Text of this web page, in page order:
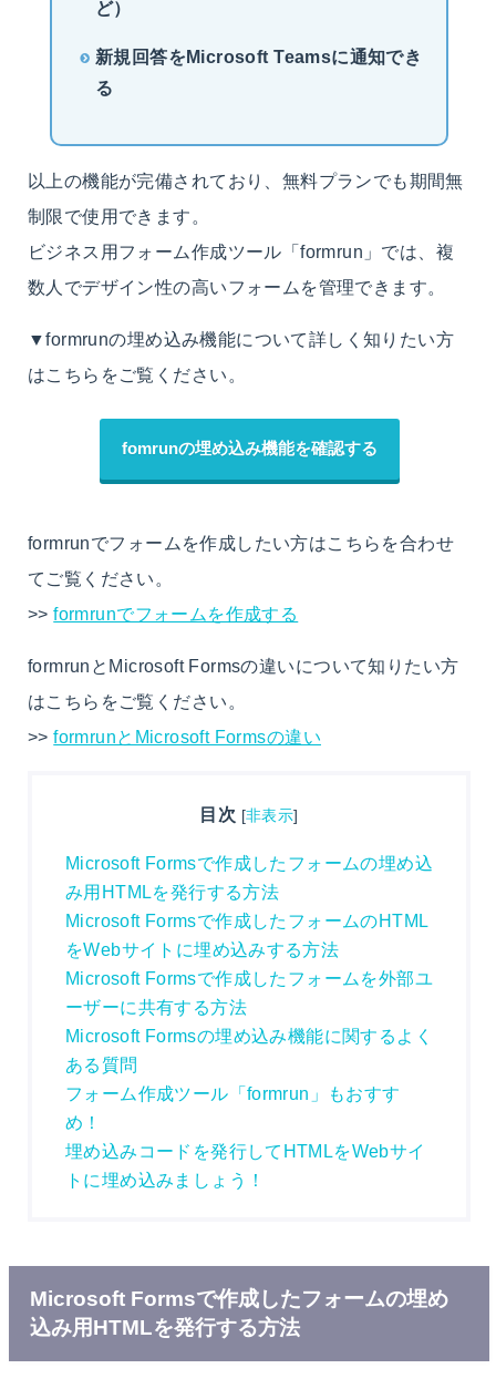
ど）
新規回答をMicrosoft Teamsに通知でき
る
以上の機能が完備されており、無料プランでも期間無
制限で使用できます。
ビジネス用フォーム作成ツール「formrun」では、複
数人でデザイン性の高いフォームを管理できます。
▼formrunの埋め込み機能について詳しく知りたい方
はこちらをご覧ください。
fomrunの埋め込み機能を確認する
formrunでフォームを作成したい方はこちらを合わせ
てご覧ください。
>>formrunでフォームを作成する
formrunとMicrosoft Formsの違いについて知りたい方
はこちらをご覧ください。
>>formrunとMicrosoft Formsの違い
目次 [非表示]
Microsoft Formsで作成したフォームの埋め込
み用HTMLを発行する方法
Microsoft Formsで作成したフォームのHTML
をWebサイトに埋め込みする方法
Microsoft Formsで作成したフォームを外部ユ
ーザーに共有する方法
Microsoft Formsの埋め込み機能に関するよく
ある質問
フォーム作成ツール「formrun」もおすす
め！
埋め込みコードを発行してHTMLをWebサイ
トに埋め込みましょう！
Microsoft Formsで作成したフォームの埋め
込み用HTMLを発行する方法